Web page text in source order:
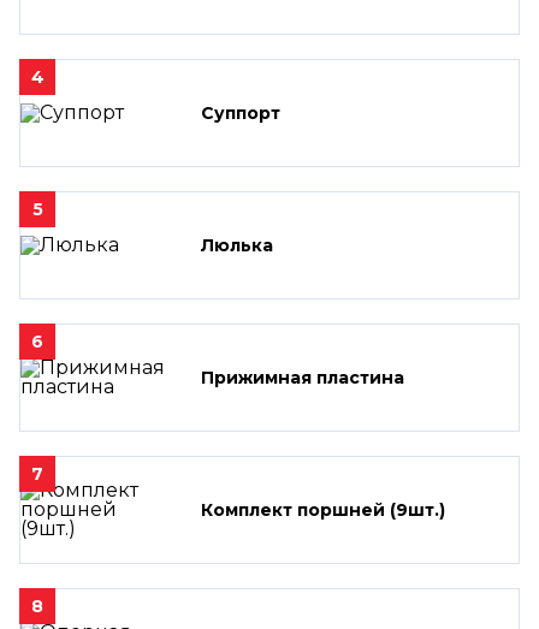
4
Суппорт
5
Люлька
6
Прижимная пластина
7
Комплект поршней (9шт.)
8